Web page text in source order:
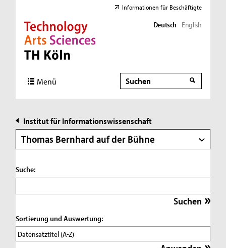
Direkt zur Hauptnavigation
Direkt zur Subnavigation
Direkt zum Inhalt
Direkt zum Fußbereich
Informationen für Beschäftigte
Deutsch English
Menü Suche
Suche
Institut für Informationswissenschaft
Thomas Bernhard auf der Bühne
Suche:
Sortierung und Auswertung: